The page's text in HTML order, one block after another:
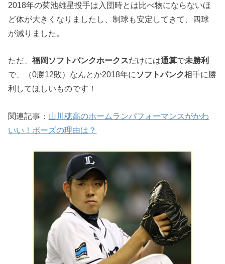
2018年の菊池雄星投手は入団時とは比べ物にならないほ
ど体が大きくなりましたし、制球も安定してきて、四球
が減りました。
ただ、福岡ソフトバンクホークスだけには通算で未勝利
で、（0勝12敗）なんとか2018年に ソフトバンク相手に勝
利してほしいものです！
関連記事： 山川穂高のホームランパフォーマンスがかわ
いい！ポーズの理由は？